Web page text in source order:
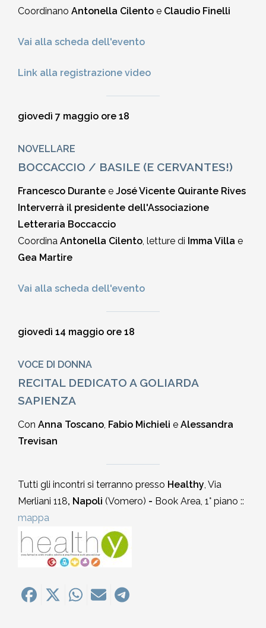
Coordinano Antonella Cilento e Claudio Finelli
Vai alla scheda dell'evento
Link alla registrazione video
giovedì 7 maggio ore 18
NOVELLARE
BOCCACCIO / BASILE (E CERVANTES!)
Francesco Durante e José Vicente Quirante Rives
Interverrà il presidente dell'Associazione
Letteraria Boccaccio
Coordina Antonella Cilento, letture di Imma Villa e
Gea Martire
Vai alla scheda dell'evento
giovedì 14 maggio ore 18
VOCE DI DONNA
RECITAL DEDICATO A GOLIARDA
SAPIENZA
Con Anna Toscano, Fabio Michieli e Alessandra
Trevisan
Tutti gli incontri si terranno presso Healthy, Via
Merliani 118, Napoli (Vomero) - Book Area, 1° piano ::
mappa